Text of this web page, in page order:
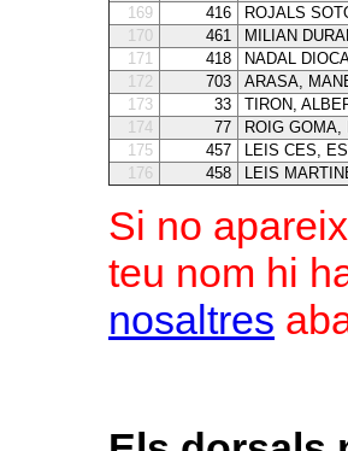
169
416 ROJALS
170
461 MILIAN
171
418 NADAL
172
703 ARASA,
173
33 TIRON,
174
77 ROIG GOMA,
175
457 LEIS CES,
176
458 LEIS
Si no
teu nom hi
nosaltres